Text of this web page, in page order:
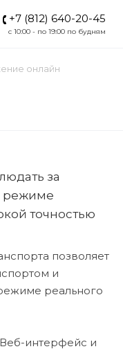
+7 (812) 640-20-45
c 10:00 - по 19:00 по будням
онлайн
за
режиме
точностью
позволяет
и
реального
интерфейс и